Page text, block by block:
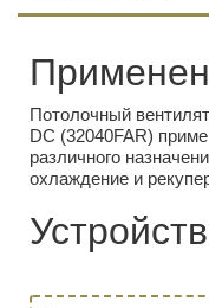
Потолочный
DC (32040FAR)
различного
охлаждение и